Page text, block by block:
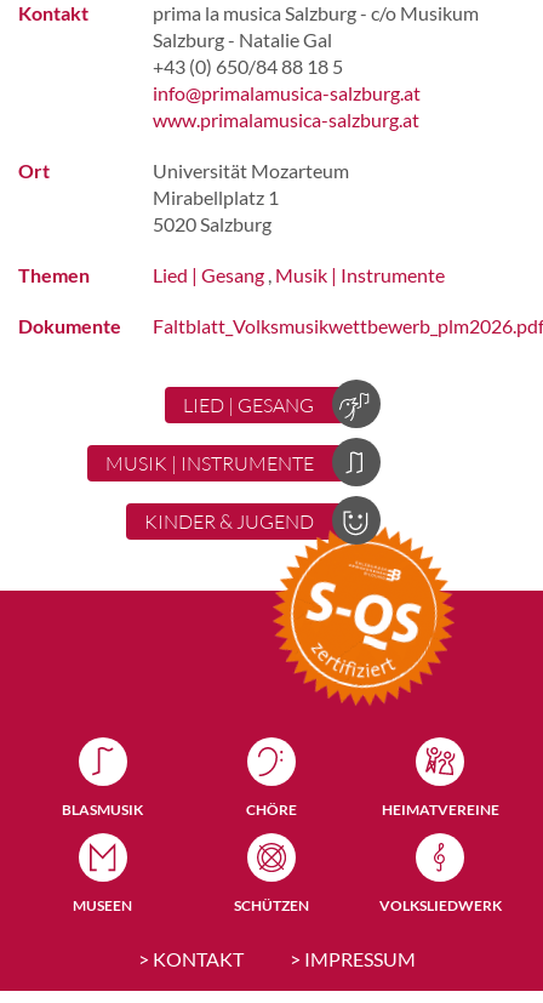
LIED | GESANG
MUSIK | INSTRUMENTE
KINDER & JUGEND
Kontakt
prima la musica Salzburg - c/o Musikum
Salzburg - Natalie Gal
+43 (0) 650/84 88 18 5
info@primalamusica-salzburg.at
www.primalamusica-salzburg.at
Ort
Universität Mozarteum
Mirabellplatz 1
5020 Salzburg
Themen Lied | Gesang , Musik | Instrumente
Dokumente Faltblatt_Volksmusikwettbewerb_plm2026.pdf
BLASMUSIK CHÖRE HEIMATVEREINE
MUSEEN SCHÜTZEN VOLKSLIEDWERK
> KONTAKT > IMPRESSUM